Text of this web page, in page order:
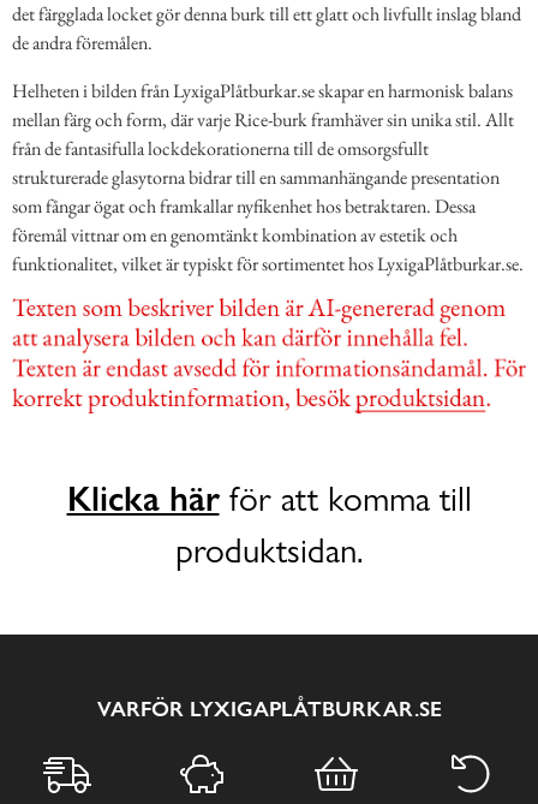
det färgglada locket gör denna burk till ett glatt och livfullt inslag bland
de andra föremålen.
Helheten i bilden från LyxigaPlåtburkar.se skapar en harmonisk balans
mellan färg och form, där varje Rice-burk framhäver sin unika stil. Allt
från de fantasifulla lockdekorationerna till de omsorgsfullt
strukturerade glasytorna bidrar till en sammanhängande presentation
som fångar ögat och framkallar nyfikenhet hos betraktaren. Dessa
föremål vittnar om en genomtänkt kombination av estetik och
funktionalitet, vilket är typiskt för sortimentet hos LyxigaPlåtburkar.se.
Klicka härför att komma till
produktsidan.
VARFÖR LYXIGAPLÅTBURKAR.SE